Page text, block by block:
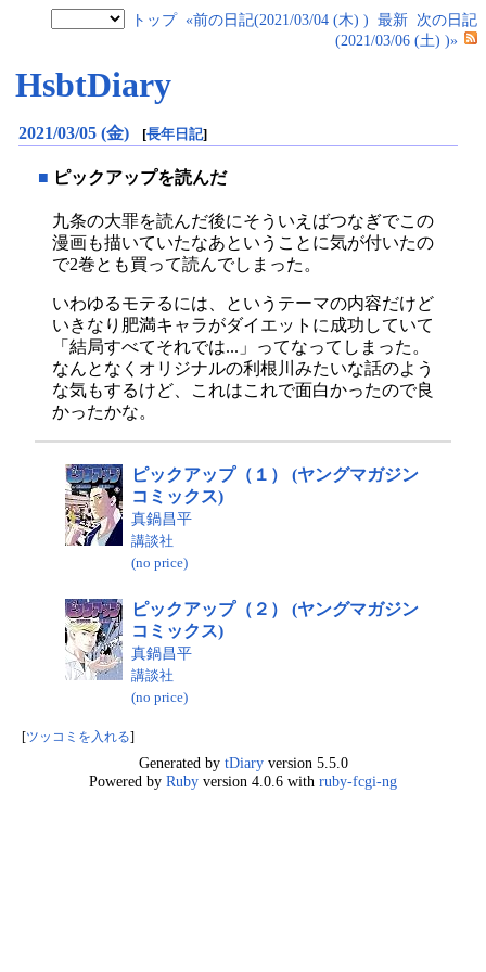
トップ «前の日記(2021/03/04 (木) ) 最新 次の日記
(2021/03/06 (土) )»
HsbtDiary
2021/03/05 (金) [長年日記]
■ ピックアップを読んだ
九条の大罪を読んだ後にそういえばつなぎでこの
漫画も描いていたなあということに気が付いたの
で2巻とも買って読んでしまった。
いわゆるモテるには、というテーマの内容だけど
いきなり肥満キャラがダイエットに成功していて
「結局すべてそれでは...」ってなってしまった。
なんとなくオリジナルの利根川みたいな話のよう
な気もするけど、これはこれで面白かったので良
かったかな。
ピックアップ（１） (ヤングマガジン
コミックス)
真鍋昌平
講談社
(no price)
ピックアップ（２） (ヤングマガジン
コミックス)
真鍋昌平
講談社
(no price)
[ツッコミを入れる]
Generated by tDiaryversion 5.5.0
Powered by Ruby version 4.0.6 with ruby-fcgi-ng